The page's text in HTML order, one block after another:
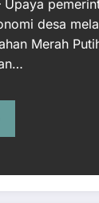
Upaya
desa
Merah